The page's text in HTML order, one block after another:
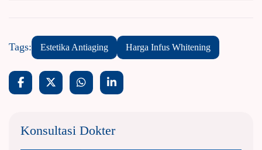
Tags: Estetika Antiaging Harga Infus Whitening
Konsultasi Dokter